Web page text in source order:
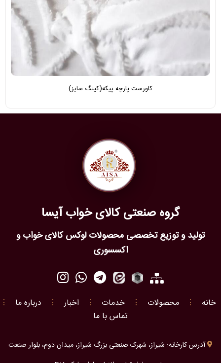
کاورست پارچه پیکه(کینگ سایز)
گروه صنعتی کالای خواب آیسا
تولید و توزیع تخصصی محصولات لوکس کالای خواب و
اکسسوری
خانه ⋮ محصولات ⋮ خدمات ⋮ اخبار ⋮ درباره ما
⋮
تماس با ما
آدرس کارخانه: شیراز، شهرک صنعتی بزرگ شیراز، میدان دوم، بلوار صنعت